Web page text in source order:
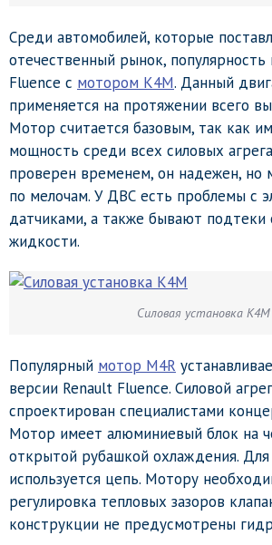
Среди автомобилей, которые
отечественный рынок, популярность
Fluence с мотором K4M. Данный
применяется на протяжении всего
Мотор считается базовым, так как
мощность среди всех силовых
проверен временем, он надежен, но
по мелочам. У ДВС есть проблемы с
датчиками, а также бывают
жидкости.
Силовая установка K4M
Популярный мотор M4R
версии Renault Fluence. Силовой
спроектирован специалистами
Мотор имеет алюминиевый блок на
открытой рубашкой охлаждения.
используется цепь. Мотору
регулировка тепловых зазоров
конструкции не предусмотрены